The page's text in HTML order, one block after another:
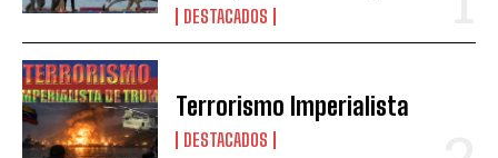
DESTACADOS
Terrorismo Imperialista
DESTACADOS